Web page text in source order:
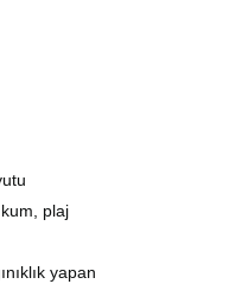
plaj
yapan